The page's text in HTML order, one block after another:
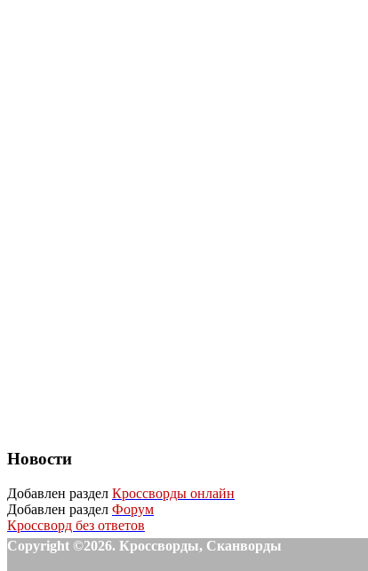
Новости
Добавлен раздел Кроссворды онлайн
Добавлен раздел Форум
Кроссворд без ответов
Copyright ©2026. Кроссворды, Сканворды